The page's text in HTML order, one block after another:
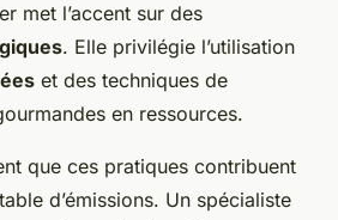
met l’accent sur des
. Elle privilégie l’utilisation
et des techniques de
en ressources.
que ces pratiques contribuent
d’émissions. Un spécialiste